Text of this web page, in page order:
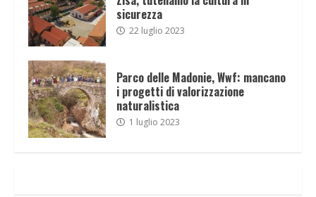
sicurezza
22 luglio 2023
Parco delle Madonie, Wwf: mancano
i progetti di valorizzazione
naturalistica
1 luglio 2023